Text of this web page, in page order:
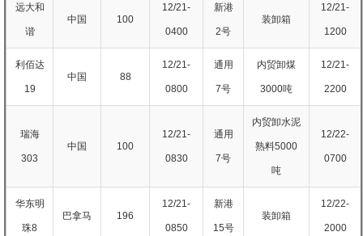
远大和
谐
中国 100
12/21-
0400
新港
2号
装卸箱
12/21-
1200
利佰达
19
中国 88
12/21-
0800
通用
7号
内贸卸煤
3000吨
12/21-
2200
瑞海
303
中国 100
12/21-
0830
通用
7号
内贸卸水泥
熟料5000
吨
12/22-
0700
华东明
珠8
巴拿马 196
12/21-
0850
新港
15号
装卸箱
12/22-
2000